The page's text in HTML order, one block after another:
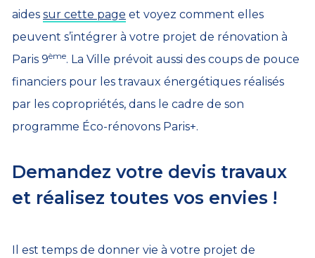
aides sur cette page et voyez comment elles
peuvent s’intégrer à votre projet de rénovation à
Paris 9ème. La Ville prévoit aussi des coups de pouce
financiers pour les travaux énergétiques réalisés
par les copropriétés, dans le cadre de son
programme Éco-rénovons Paris+.
Demandez votre devis travaux
et réalisez toutes vos envies !
Il est temps de donner vie à votre projet de